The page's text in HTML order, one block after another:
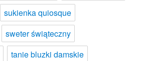
sukienka quiosque
sweter świąteczny
tanie bluzki damskie